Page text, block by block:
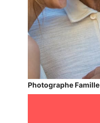
Photographe Famille